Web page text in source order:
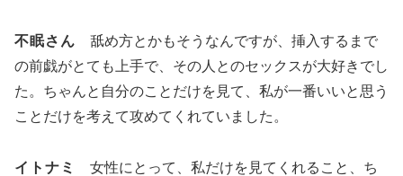
不眠さん 舐め方とかもそうなんですが、挿入するまで
の前戯がとても上手で、その人とのセックスが大好きでし
た。ちゃんと自分のことだけを見て、私が一番いいと思う
ことだけを考えて攻めてくれていました。
イトナミ
女性にとって、私だけを見てくれること、ち